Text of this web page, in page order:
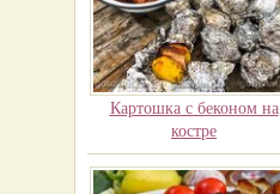
Картошка с беконом на
костре